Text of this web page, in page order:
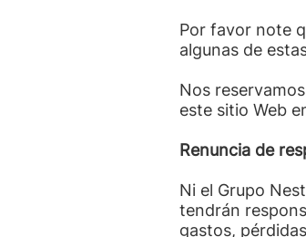
Por favor note
algunas de
Nos
este sitio Web
Renuncia de
Ni el Grupo
tendrán
gastos,